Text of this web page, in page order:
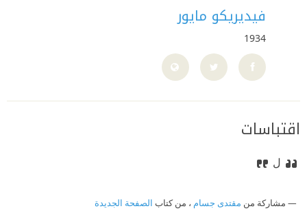
فيديريكو مايور
1934
اقتباسات
ل
مشاركة من مقتدى جسام ، من كتاب الصفحة الجديدة